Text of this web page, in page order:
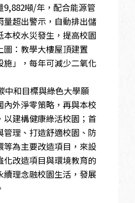
9,882噸/年，配合能源管
量超出警示，自動排出儲
本校水災發生，提高校園
圖：教學大樓屋頂建置
施」，每年可減少二氧化
中和目標與綠色大學願
內外淨零策略，再與本校
以建構健康綠活校園；首
管理、打造舒適校園、防
等為主要改造項目，來設
化改造項目與環境教育的
續理念融校園生活，發展